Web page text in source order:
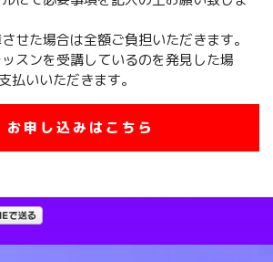
せた場合は全額ご負担いただきます。
スンを受講しているのを発見した場
いいただきます。
お申し込みはこちら